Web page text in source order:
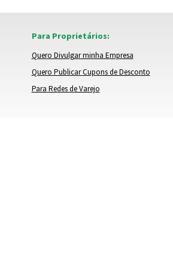
Para Proprietários:
Quero Divulgar minha Empresa
Quero Publicar Cupons de Desconto
Para Redes de Varejo